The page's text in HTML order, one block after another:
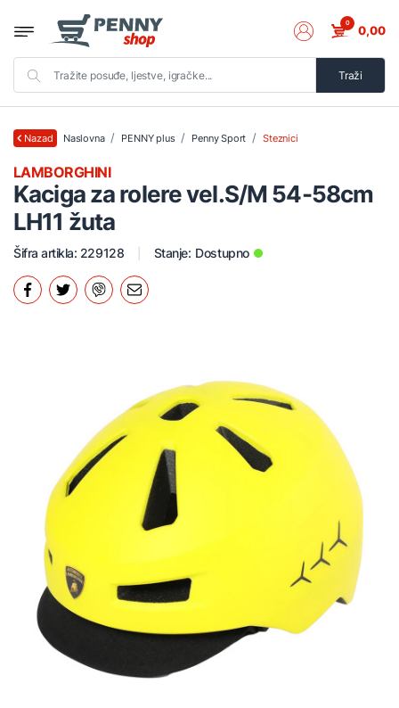
Traži
0 0,00
Nazad Naslovna PENNY plus Penny Sport Steznici
Kaciga za rolere vel.S/M 54-58cm
LH11 žuta
LAMBORGHINI
Šifra artikla: 229128 Stanje: Dostupno